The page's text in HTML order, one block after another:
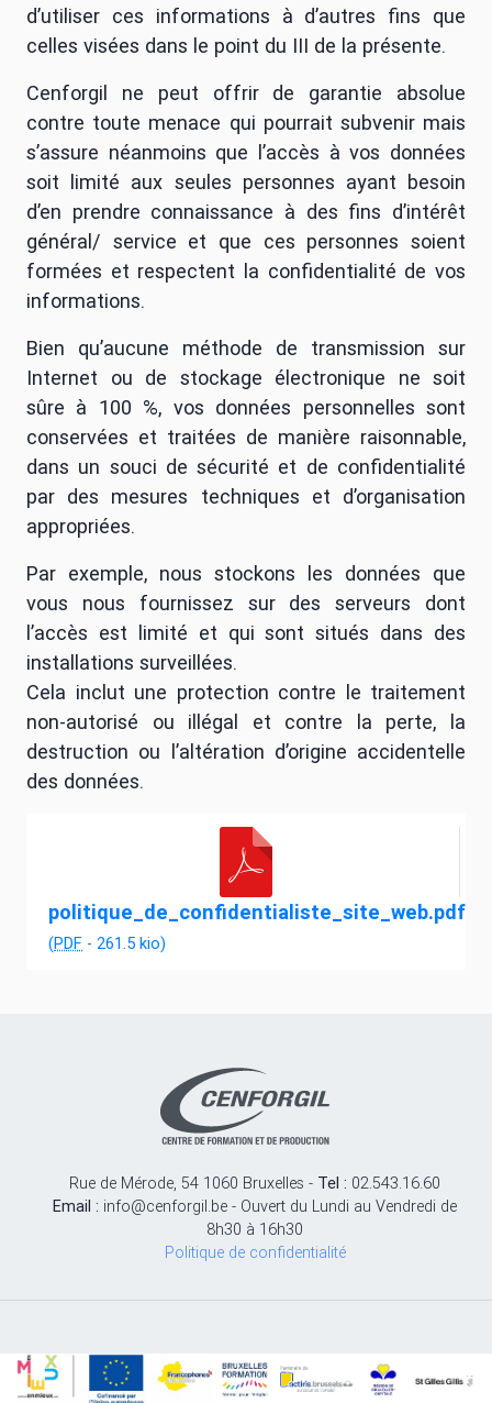
d’utiliser ces informations à d’autres fins que
celles visées dans le point du III de la présente.
Cenforgil ne peut offrir de garantie absolue
contre toute menace qui pourrait subvenir mais
s’assure néanmoins que l’accès à vos données
soit limité aux seules personnes ayant besoin
d’en prendre connaissance à des fins d’intérêt
général/ service et que ces personnes soient
formées et respectent la confidentialité de vos
informations.
Bien qu’aucune méthode de transmission sur
Internet ou de stockage électronique ne soit
sûre à 100 %, vos données personnelles sont
conservées et traitées de manière raisonnable,
dans un souci de sécurité et de confidentialité
par des mesures techniques et d’organisation
appropriées.
Par exemple, nous stockons les données que
vous nous fournissez sur des serveurs dont
l’accès est limité et qui sont situés dans des
installations surveillées.
Cela inclut une protection contre le traitement
non-autorisé ou illégal et contre la perte, la
destruction ou l’altération d’origine accidentelle
des données.
politique_de_confidentialiste_site_web.pdf
(PDF - 261.5 kio)
Rue de Mérode, 54 1060 Bruxelles - Tel : 02.543.16.60
Email : info@cenforgil.be - Ouvert du Lundi au Vendredi de
8h30 à 16h30
Politique de confidentialité